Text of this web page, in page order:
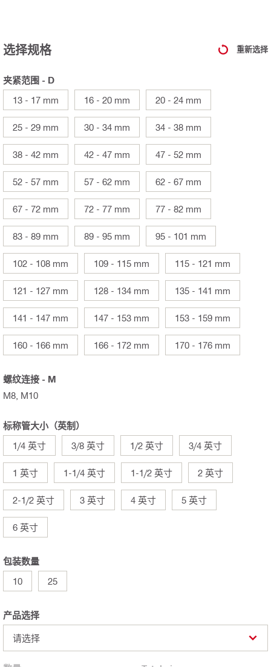
选择规格 重新选择
夹紧范围 - D
13 - 17 mm
16 - 20 mm 20 - 24 mm
25 - 29 mm 30 - 34 mm 34 - 38 mm
38 - 42 mm 42 - 47 mm 47 - 52 mm
52 - 57 mm 57 - 62 mm 62 - 67 mm
67 - 72 mm 72 - 77 mm 77 - 82 mm
83 - 89 mm 89 - 95 mm 95 - 101 mm
102 - 108 mm 109 - 115 mm 115 - 121 mm
121 - 127 mm 128 - 134 mm 135 - 141 mm
141 - 147 mm 147 - 153 mm 153 - 159 mm
160 - 166 mm 166 - 172 mm 170 - 176 mm
螺纹连接 - M
M8, M10
标称管大小（英制）
1/4 英寸
3/8 英寸 1/2 英寸 3/4 英寸
1 英寸 1-1/4 英寸 1-1/2 英寸 2 英寸
2-1/2 英寸 3 英寸 4 英寸 5 英寸
6 英寸
包装数量
10
25
产品选择
请选择